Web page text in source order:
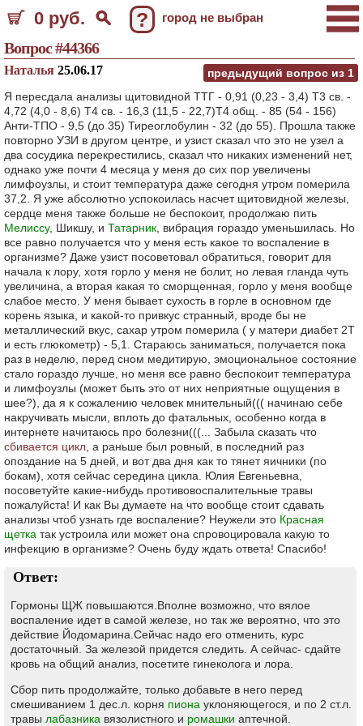
0 руб. ? город не выбран
Вопрос #44366
предыдущий вопрос из 1
Наталья 25.06.17
Я пересдала анализы щитовидной ТТГ - 0,91 (0,23 - 3,4) Т3 св. -
4,72 (4,0 - 8,6) Т4 св. - 16,3 (11,5 - 22,7)Т4 общ. - 85 (54 - 156)
Анти-ТПО - 9,5 (до 35) Тиреоглобулин - 32 (до 55). Прошла также
повторно УЗИ в другом центре, и узист сказал что это не узел а
два сосудика перекрестились, сказал что никаких изменений нет,
однако уже почти 4 месяца у меня до сих пор увеличены
лимфоузлы, и стоит температура даже сегодня утром померила
37,2. Я уже абсолютно успокоилась насчет щитовидной железы,
сердце меня также больше не беспокоит, продолжаю пить
Мелиссу, Шикшу, и Татарник , вибрация гораздо уменьшилась. Но
все равно получается что у меня есть какое то воспаление в
организме? Даже узист посоветовал обратиться, говорит для
начала к лору, хотя горло у меня не болит, но левая гланда чуть
увеличина, а вторая какая то сморщенная, горло у меня вообще
слабое место. У меня бывает сухость в горле в основном где
корень языка, и какой-то привкус странный, вроде бы не
металлический вкус, сахар утром померила ( у матери диабет 2Т
и есть глюкометр) - 5,1. Стараюсь заниматься, получается пока
раз в неделю, перед сном медитирую, эмоциональное состояние
стало гораздо лучше, но меня все равно беспокоит температура
и лимфоузлы (может быть это от них неприятные ощущения в
шее?), да я к сожалению человек мнительный((( начинаю себе
накручивать мысли, вплоть до фатальных, особенно когда в
интернете начитаюсь про болезни(((... Забыла сказать что
сбивается цикл , а раньше был ровный, в последний раз
опоздание на 5 дней, и вот два дня как то тянет яичники (по
бокам), хотя сейчас середина цикла. Юлия Евгеньевна,
посоветуйте какие-нибудь противовоспалительные травы
пожалуйста! И как Вы думаете на что вообще стоит сдавать
анализы чтоб узнать где воспаление? Неужели это Красная
щетка так устроила или может она спровоцировала какую то
инфекцию в организме? Очень буду ждать ответа! Спасибо!
Ответ:
Гормоны ЩЖ повышаются.Вполне возможно, что вялое
воспаление идет в самой железе, но так же вероятно, что это
действие Йодомарина.Сейчас надо его отменить, курс
достаточный. За железой придется следить. А сейчас- сдайте
кровь на общий анализ, посетите гинеколога и лора.
Сбор пить продолжайте, только добавьте в него перед
смешиванием 1 дес.л. корня пиона уклоняющегося, и по 2 ст.л.
травы лабазника вязолистного и ромашки аптечной.